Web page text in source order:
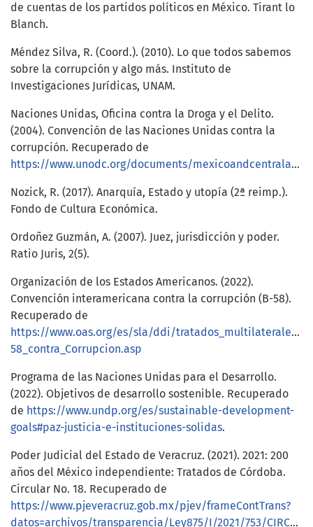
de cuentas de los partidos políticos en México. Tirant lo
Blanch.
Méndez Silva, R. (Coord.). (2010). Lo que todos sabemos
sobre la corrupción y algo más. Instituto de
Investigaciones Jurídicas, UNAM.
Naciones Unidas, Oficina contra la Droga y el Delito.
(2004). Convención de las Naciones Unidas contra la
corrupción. Recuperado de
https://www.unodc.org/documents/mexicoandcentralamerica/publications/Corrupcion/Convencion_de_las_NU_contra_la_Corrupcion.pdf
Nozick, R. (2017). Anarquía, Estado y utopía (2ª reimp.).
Fondo de Cultura Económica.
Ordoñez Guzmán, A. (2007). Juez, jurisdicción y poder.
Ratio Juris, 2(5).
Organización de los Estados Americanos. (2022).
Convención interamericana contra la corrupción (B-58).
Recuperado de
https://www.oas.org/es/sla/ddi/
58_contra_Corrupcion.asp
Programa de las Naciones Unidas para el Desarrollo.
(2022). Objetivos de desarrollo sostenible. Recuperado
de https://www.undp.org/es/sustainable-development-
goals#paz-justicia-e-instituciones-solidas.
Poder Judicial del Estado de Veracruz. (2021). 2021: 200
años del México independiente: Tratados de Córdoba.
Circular No. 18. Recuperado de
https://www.pjeveracruz.gob.mx/pjev/frameContTrans?
datos=archivos/transparencia/Ley875/I/2021/753/CIRCULAR_18_2021.pdf